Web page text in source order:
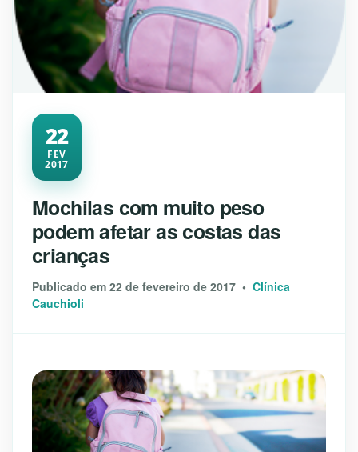
22
FEV
2017
Mochilas com muito peso
podem afetar as costas das
crianças
Publicado em 22 de fevereiro de 2017 • Clínica
Cauchioli